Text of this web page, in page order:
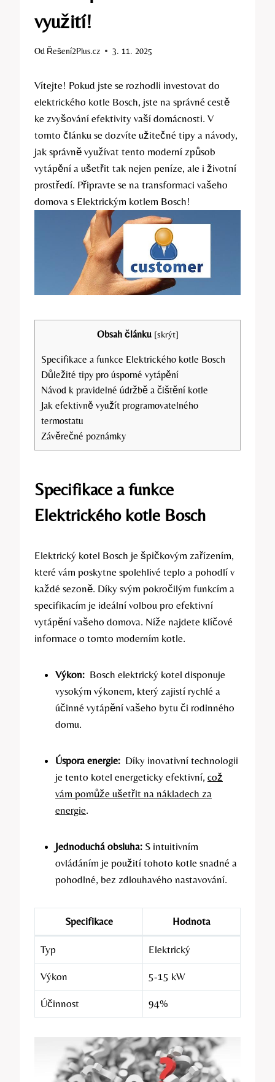
využití!
Od Řešení2Plus.cz 3. 11. 2025
Vítejte! ‍Pokud ⁢jste se rozhodli investovat do⁢
elektrického kotle Bosch, ⁤jste na ‍správné cestě
ke zvyšování efektivity⁣ vaší domácnosti. V
tomto článku se ‍dozvíte užitečné tipy a⁤ návody,
jak správně využívat tento moderní ‍způsob
vytápění ​a​ ušetřit tak ‌nejen ​peníze, ale i životní
prostředí. Připravte se na transformaci vašeho⁤
domova s Elektrickým kotlem Bosch!
Obsah článku [skrýt]
Specifikace ‌a funkce Elektrického kotle Bosch
Důležité tipy pro úsporné vytápění
Návod k pravidelné údržbě a čištění kotle
Jak efektivně využít programovatelného
termostatu
Závěrečné ⁣poznámky
Specifikace ‌a funkce
Elektrického kotle Bosch
Elektrický kotel​ Bosch je ​špičkovým zařízením,
které vám poskytne spolehlivé teplo a pohodlí v
každé sezoně. Díky svým pokročilým funkcím a
specifikacím je​ ideální volbou pro ⁣efektivní
vytápění vašeho domova. Níže najdete klíčové
‌informace o tomto⁣ moderním ⁤kotle.
Výkon: ⁢ Bosch elektrický kotel disponuje
vysokým výkonem, který zajistí rychlé a
‍účinné ‌vytápění vašeho ‍bytu ‌či rodinného
domu.
Úspora energie: ‌ Díky inovativní technologii
je tento kotel energeticky efektivní, což
vám pomůže ušetřit na nákladech za
energie.
Jednoduchá ⁤obsluha: ‍S intuitivním
ovládáním⁤ je použití tohoto kotle snadné a⁢
pohodlné, bez zdlouhavého nastavování.
Specifikace Hodnota
Typ Elektrický
Výkon 5-15‌ kW
Účinnost 94%